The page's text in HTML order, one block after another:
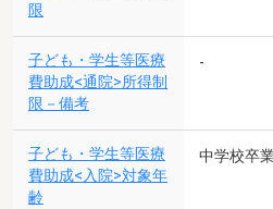
限
子ども・学生等医療
費助成<通院>所得制
限－備考
-
子ども・学生等医療
費助成<入院>対象年
齢
中学校卒